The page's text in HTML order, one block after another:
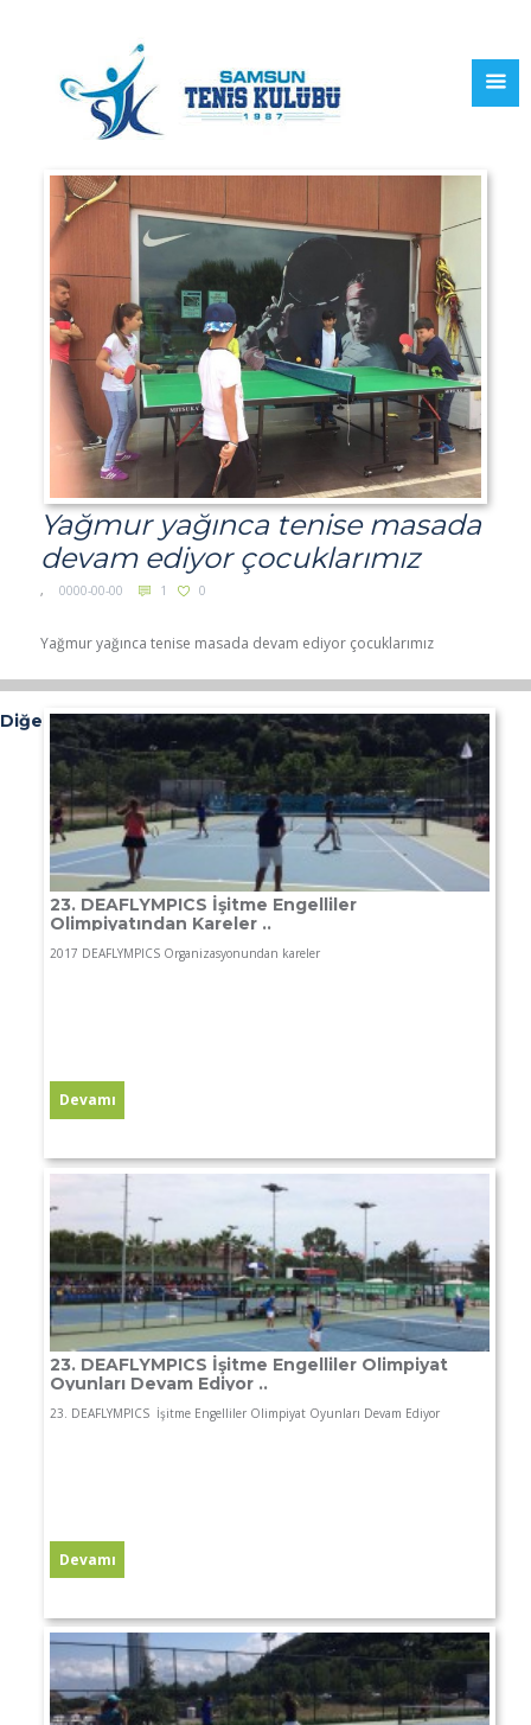
Yağmur yağınca tenise masada
devam ediyor çocuklarımız
, 0000-00-00 1 0
Yağmur yağınca tenise masada devam ediyor çocuklarımız
Diğer Haberler
23. DEAFLYMPICS İşitme Engelliler
Olimpiyatından Kareler ..
2017 DEAFLYMPICS Organizasyonundan kareler
23. DEAFLYMPICS İşitme Engelliler Olimpiyat
Oyunları Devam Ediyor ..
23. DEAFLYMPICS İşitme Engelliler Olimpiyat Oyunları Devam Ediyor